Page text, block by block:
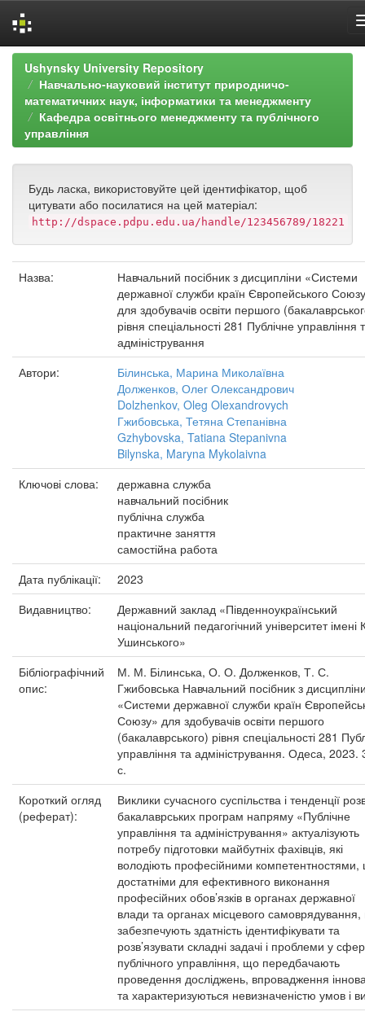
Skip
navigation
Ushynsky University Repository
Навчально-науковий інститут природничо-
математичних наук, інформатики та менеджменту
Кафедра освітнього менеджменту та публічного
управління
Будь ласка, використовуйте цей ідентифікатор, щоб
цитувати або посилатися на цей матеріал:
http://dspace.pdpu.edu.ua/handle/123456789/18221
Назва:
Навчальний посібник з дисципліни «Системи
державної служби країн Європейського
для здобувачів освіти першого
рівня спеціальності 281 Публічне управління
адміністрування
Автори:
Білинська, Марина Миколаївна
Долженков, Олег Олександрович
Dolzhenkov, Oleg Olexandrovych
Гжибовська, Тетяна Степанівна
Gzhybovska, Tatiana Stepanivna
Bilynska, Maryna Mykolaivna
Ключові слова:
державна служба
навчальний посібник
публічна служба
практичне заняття
самостійна работа
Дата публікації:
2023
Видавництво:
Державний заклад «Південноукраїнський
національний педагогічний університет імені
Ушинського»
Бібліографічний
опис:
М. М. Білинська, О. О. Долженков, Т. С.
Гжибовська Навчальний посібник з
«Системи державної служби країн
Союзу» для здобувачів освіти першого
(бакалаврського) рівня спеціальності 281
управління та адміністрування. Одеса, 2023.
с.
Короткий огляд
(реферат):
Виклики сучасного суспільства і тенденції
бакалаврських програм напряму «Публічне
управління та адміністрування» актуалізують
потребу підготовки майбутніх фахівців, які
володіють професійними
достатніми для ефективного виконання
професійних обов’язків в органах державної
влади та органах місцевого
забезпечують здатність ідентифікувати та
розв’язувати складні задачі і проблеми у
публічного управління, що передбачають
проведення досліджень, впровадження
та характеризуються невизначеністю умов і